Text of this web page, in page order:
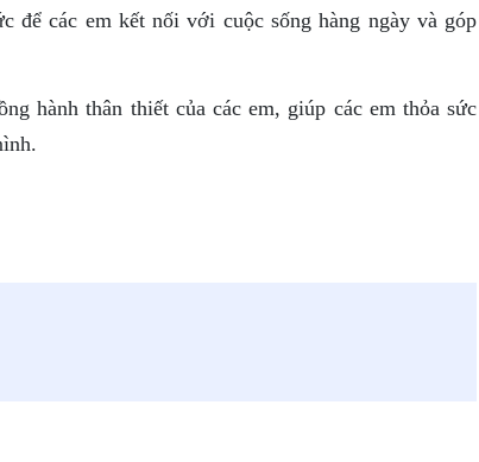
để các em kết nối với cuộc sống hàng ngày và góp
hành thân thiết của các em, giúp các em thỏa sức